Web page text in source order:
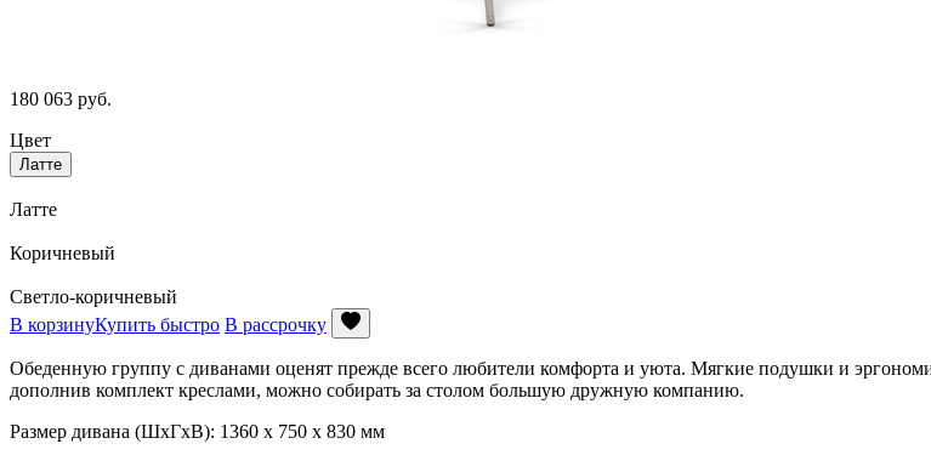
180 063 руб.
Цвет
Латте
Латте
Коричневый
Светло-коричневый
В корзинуКупить быстро В рассрочку
Обеденную группу с диванами оценят прежде всего любители комфорта и уюта. Мягкие подушки и
дополнив комплект креслами, можно собирать за столом большую дружную компанию.
Размер дивана (ШхГхВ): 1360 х 750 х 830 мм